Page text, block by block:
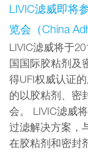
LIVIC滤威即将
览会（China
LIVIC滤威将于
国国际胶粘剂及
得UFI权威认证
的以胶粘剂、密
会。 LIVIC滤威
过滤解决方案，
在胶粘剂和密封